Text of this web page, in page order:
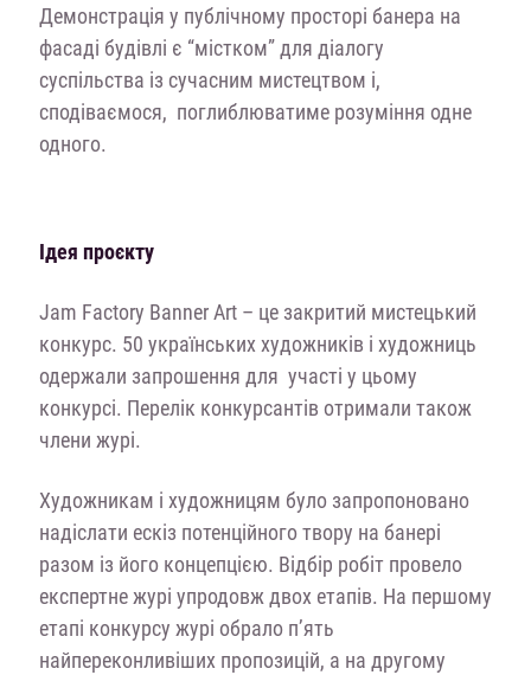
Демонстрація у публічному просторі банера на
фасаді будівлі є “містком” для діалогу
суспільства із сучасним мистецтвом і,
сподіваємося, поглиблюватиме розуміння одне
одного.
Ідея проєкту
Jam Factory Banner Art – це закритий мистецький
конкурс. 50 українських художників і художниць
одержали запрошення для участі у цьому
конкурсі. Перелік конкурсантів отримали також
члени журі.
Художникам і художницям було запропоновано
надіслати ескіз потенційного твору на банері
разом із його концепцією. Відбір робіт провело
експертне журі упродовж двох етапів. На першому
етапі конкурсу журі обрало п’ять
найпереконливіших пропозицій, а на другому